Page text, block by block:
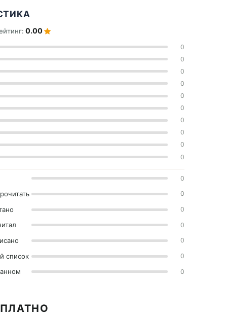
0.00
0
0
0
0
0
0
0
0
0
0
0
0
0
0
0
список 0
0